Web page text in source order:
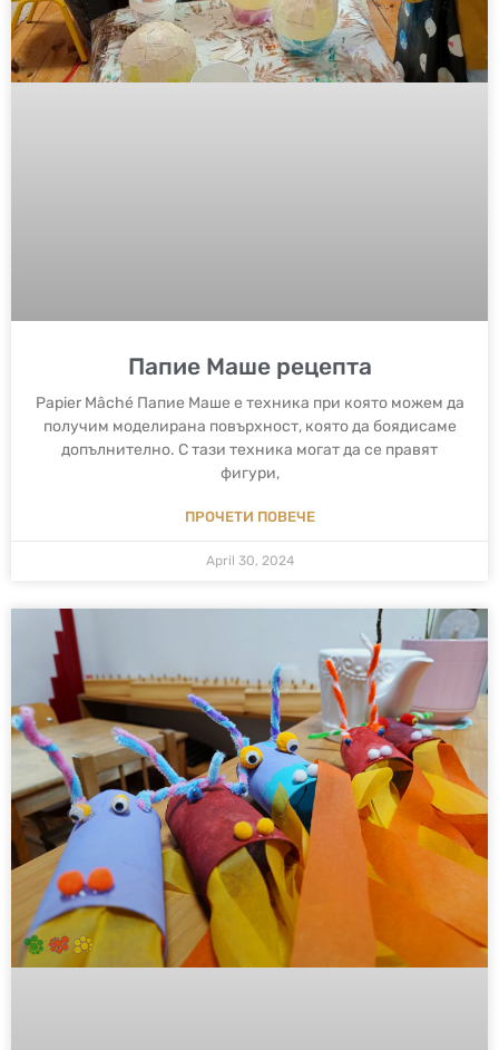
Папие Маше рецепта
Papier Mâché Папие Маше е техника при която можем да
получим моделирана повърхност, която да боядисаме
допълнително. С тази техника могат да се правят
фигури,
ПРОЧЕТИ ПОВЕЧЕ
April 30, 2024